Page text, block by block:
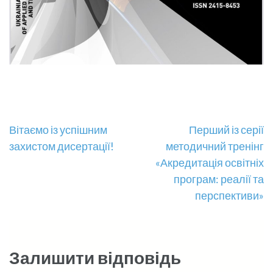
Навігація
записів
Вітаємо із успішним
захистом дисертації!
Перший із серії
методичний тренінг
«Акредитація освітніх
програм: реалії та
перспективи»
Залишити відповідь